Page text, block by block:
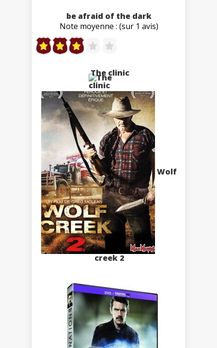
be afraid of the dark
Note moyenne : (sur 1 avis)
The clinic
Wolf
creek 2